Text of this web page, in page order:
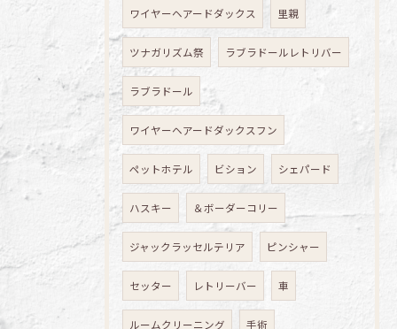
ワイヤーヘアードダックス 里親
ツナガリズム祭 ラブラドールレトリバー
ラブラドール
ワイヤーヘアードダックスフン
ペットホテル ビション シェパード
ハスキー ＆ボーダーコリー
ジャックラッセルテリア ピンシャー
セッター レトリーバー 車
ルームクリーニング 手術